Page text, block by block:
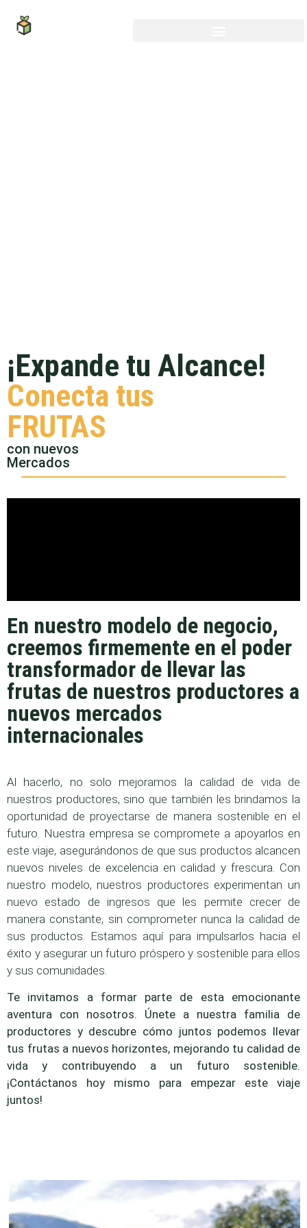
¡Expande tu Alcance!
Conecta tus
FRUTAS
con nuevos
Mercados
En nuestro modelo de negocio,
creemos firmemente en el poder
transformador de llevar las
frutas de nuestros productores a
nuevos mercados
internacionales
Al hacerlo, no solo mejoramos la calidad de vida de
nuestros productores, sino que también les brindamos la
oportunidad de proyectarse de manera sostenible en el
futuro. Nuestra empresa se compromete a apoyarlos en
este viaje, asegurándonos de que sus productos alcancen
nuevos niveles de excelencia en calidad y frescura. Con
nuestro modelo, nuestros productores experimentan un
nuevo estado de ingresos que les permite crecer de
manera constante, sin comprometer nunca la calidad de
sus productos. Estamos aquí para impulsarlos hacia el
éxito y asegurar un futuro próspero y sostenible para ellos
y sus comunidades.
Te invitamos a formar parte de esta emocionante
aventura con nosotros. Únete a nuestra familia de
productores y descubre cómo juntos podemos llevar
tus frutas a nuevos horizontes, mejorando tu calidad de
vida y contribuyendo a un futuro sostenible.
¡Contáctanos hoy mismo para empezar este viaje
juntos!